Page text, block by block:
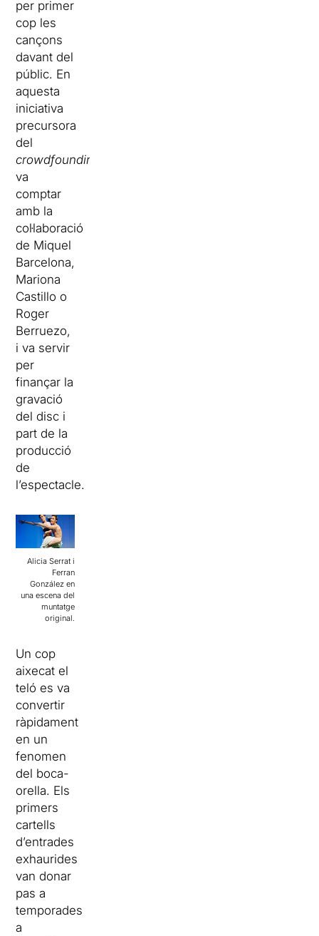
per primer
cop les
cançons
davant del
públic. En
aquesta
iniciativa
precursora
del
crowdfounding
va
comptar
amb la
col·laboració
de Miquel
Barcelona,
Mariona
Castillo o
Roger
Berruezo,
i va servir
per
finançar la
gravació
del disc i
part de la
producció
de
l’espectacle.
Alicia Serrat i
Ferran
González en
una escena del
muntatge
original.
Un cop
aixecat el
teló es va
convertir
ràpidament
en un
fenomen
del boca-
orella. Els
primers
cartells
d’entrades
exhaurides
van donar
pas a
temporades
a